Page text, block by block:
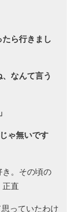
ら行きまし
なんて言う
ゃ無いです
。その頃の
正直
っていたわけ